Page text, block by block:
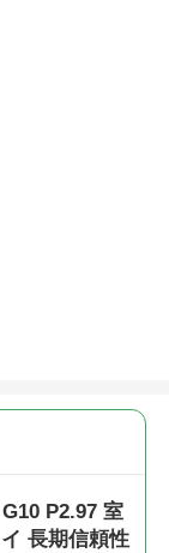
P2.97 室
長期信頼性